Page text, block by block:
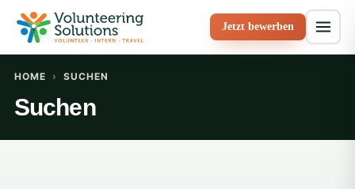
Jetzt bewerben
HOME › SUCHEN
Suchen